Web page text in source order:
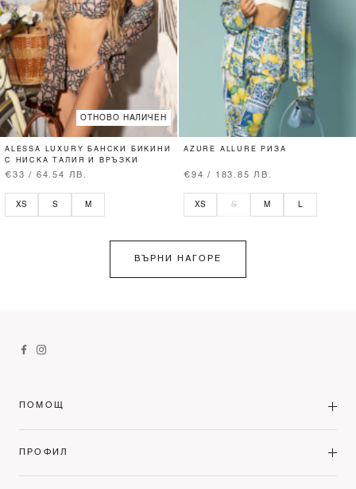
ОТНОВО НАЛИЧЕН
ALESSA LUXURY БАНСКИ БИКИНИ
С НИСКА ТАЛИЯ И ВРЪЗКИ
€33 / 64.54 ЛВ.
XS S M
AZURE ALLURE РИЗА
€94 / 183.85 ЛВ.
XS S M L
ВЪРНИ НАГОРЕ
ПОМОЩ
ПРОФИЛ